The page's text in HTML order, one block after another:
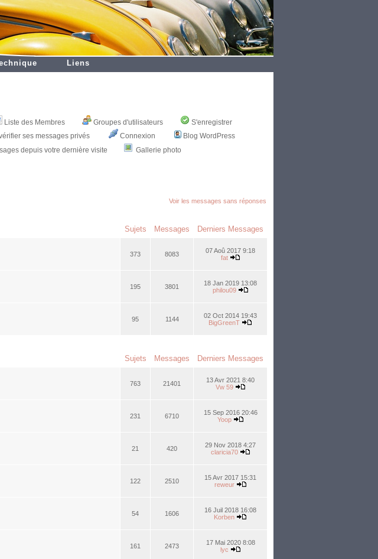
Liens
Liste des Membres Groupes d'utilisateurs
S'enregistrer
ses messages privés Connexion
Blog WordPress
depuis votre dernière visite
Gallerie photo
Voir les messages sans réponses
Sujets Messages Derniers Messages
373 8083
07 Aoû 2017 9:18
fat
195 3801
18 Jan 2019 13:08
philou09
95 1144
02 Oct 2014 19:43
BigGreenT
Sujets Messages Derniers Messages
763 21401
13 Avr 2021 8:40
Vw 59
231 6710
15 Sep 2016 20:46
Yoop
21 420
29 Nov 2018 4:27
claricia70
122 2510
15 Avr 2017 15:31
reweur
54 1606
16 Juil 2018 16:08
Korben
161 2473
17 Mai 2020 8:08
lyc